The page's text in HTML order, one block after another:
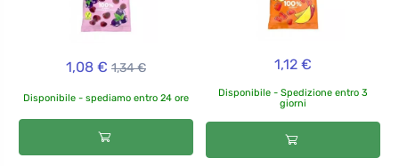
1,08 € 1,34 €
Disponibile - spediamo entro 24 ore
1,12 €
Disponibile - Spedizione entro 3
giorni